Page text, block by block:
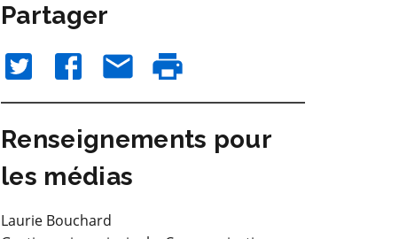
Partager
Renseignements pour
les médias
Laurie Bouchard